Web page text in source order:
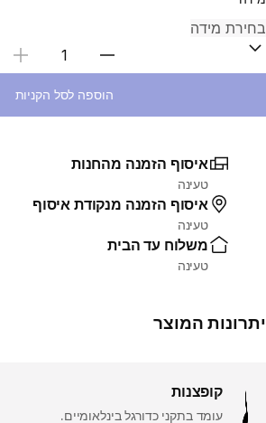
בחירת כמות
הוספה לסל הקניות
איסוף הזמנה מהחנות
טעינה
איסוף הזמנה מנקודת איסוף
טעינה
משלוח עד הבית
טעינה
יתרונות המוצר
קופצנות
עומד בתקני כדורגל בינלאומיים.